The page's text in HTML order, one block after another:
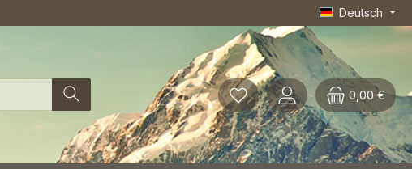
Deutsch
0,00 €